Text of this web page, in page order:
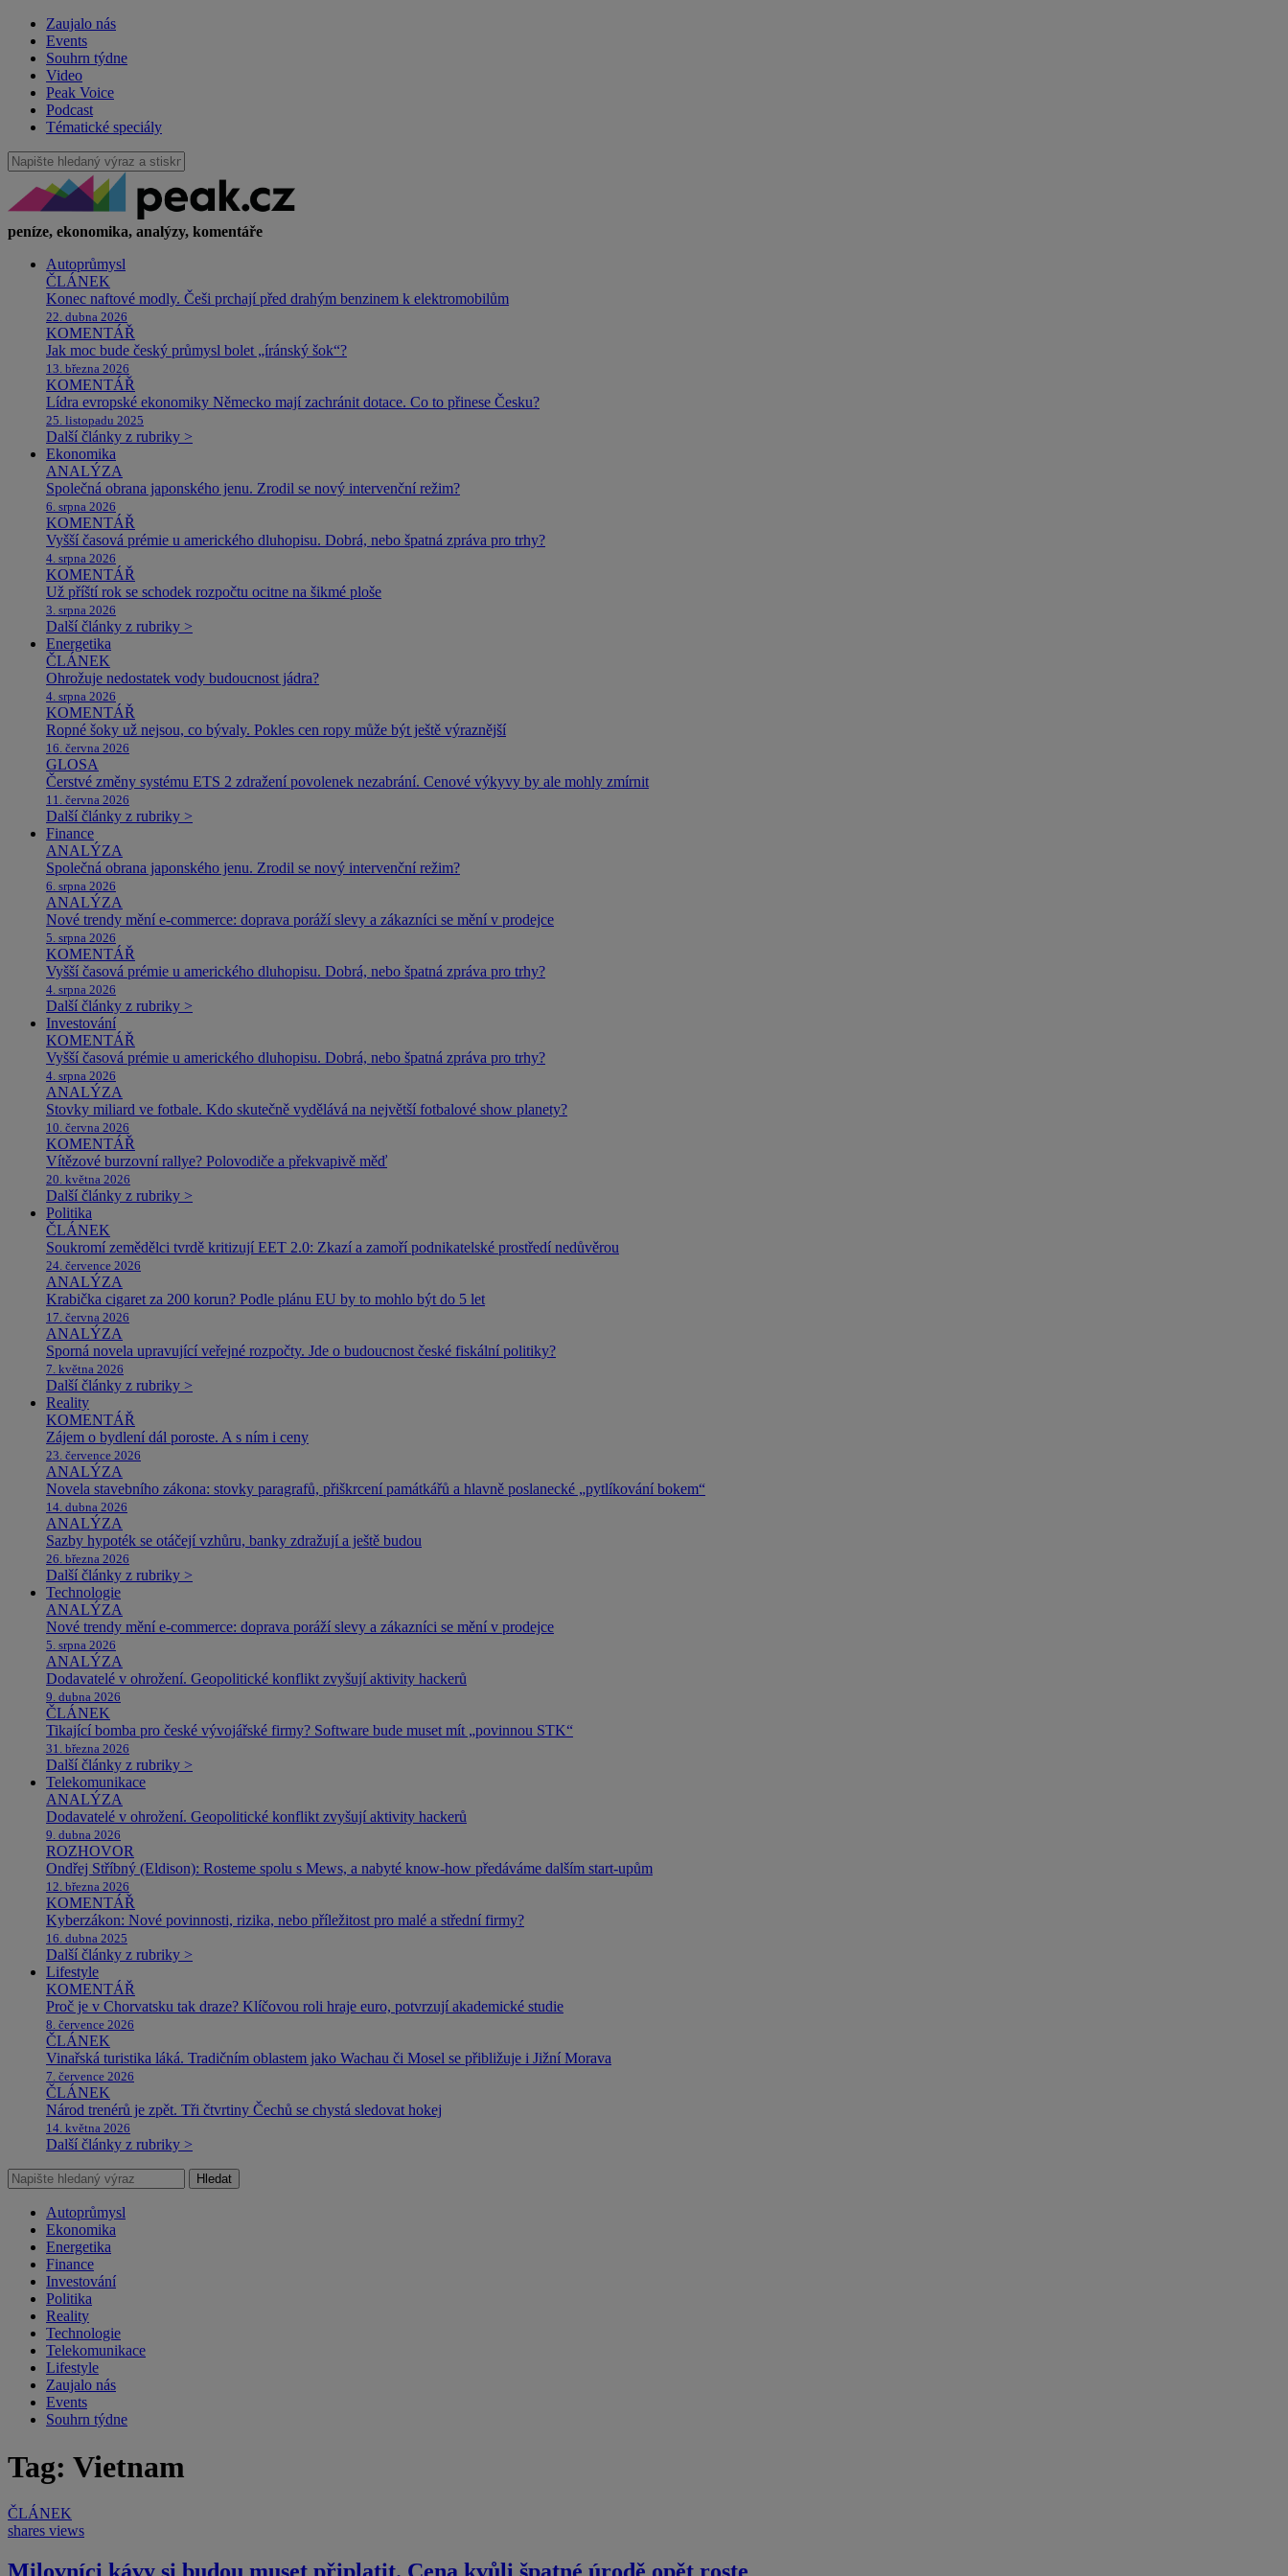
Zaujalo nás
Events
Souhrn týdne
Video
Peak Voice
Podcast
Tématické speciály
peníze, ekonomika, analýzy, komentáře
Autoprůmysl
ČLÁNEK
Konec naftové modly. Češi prchají před drahým benzinem k elektromobilům
22. dubna 2026
KOMENTÁŘ
Jak moc bude český průmysl bolet „íránský šok“?
13. března 2026
KOMENTÁŘ
Lídra evropské ekonomiky Německo mají zachránit dotace. Co to přinese Česku?
25. listopadu 2025
Další články z rubriky >
Ekonomika
ANALÝZA
Společná obrana japonského jenu. Zrodil se nový intervenční režim?
6. srpna 2026
KOMENTÁŘ
Vyšší časová prémie u amerického dluhopisu. Dobrá, nebo špatná zpráva pro trhy?
4. srpna 2026
KOMENTÁŘ
Už příští rok se schodek rozpočtu ocitne na šikmé ploše
3. srpna 2026
Další články z rubriky >
Energetika
ČLÁNEK
Ohrožuje nedostatek vody budoucnost jádra?
4. srpna 2026
KOMENTÁŘ
Ropné šoky už nejsou, co bývaly. Pokles cen ropy může být ještě výraznější
16. června 2026
GLOSA
Čerstvé změny systému ETS 2 zdražení povolenek nezabrání. Cenové výkyvy by ale mohly zmírnit
11. června 2026
Další články z rubriky >
Finance
ANALÝZA
Společná obrana japonského jenu. Zrodil se nový intervenční režim?
6. srpna 2026
ANALÝZA
Nové trendy mění e-commerce: doprava poráží slevy a zákazníci se mění v prodejce
5. srpna 2026
KOMENTÁŘ
Vyšší časová prémie u amerického dluhopisu. Dobrá, nebo špatná zpráva pro trhy?
4. srpna 2026
Další články z rubriky >
Investování
KOMENTÁŘ
Vyšší časová prémie u amerického dluhopisu. Dobrá, nebo špatná zpráva pro trhy?
4. srpna 2026
ANALÝZA
Stovky miliard ve fotbale. Kdo skutečně vydělává na největší fotbalové show planety?
10. června 2026
KOMENTÁŘ
Vítězové burzovní rallye? Polovodiče a překvapivě měď
20. května 2026
Další články z rubriky >
Politika
ČLÁNEK
Soukromí zemědělci tvrdě kritizují EET 2.0: Zkazí a zamoří podnikatelské prostředí nedůvěrou
24. července 2026
ANALÝZA
Krabička cigaret za 200 korun? Podle plánu EU by to mohlo být do 5 let
17. června 2026
ANALÝZA
Sporná novela upravující veřejné rozpočty. Jde o budoucnost české fiskální politiky?
7. května 2026
Další články z rubriky >
Reality
KOMENTÁŘ
Zájem o bydlení dál poroste. A s ním i ceny
23. července 2026
ANALÝZA
Novela stavebního zákona: stovky paragrafů, přiškrcení památkářů a hlavně poslanecké „pytlíkování bokem“
14. dubna 2026
ANALÝZA
Sazby hypoték se otáčejí vzhůru, banky zdražují a ještě budou
26. března 2026
Další články z rubriky >
Technologie
ANALÝZA
Nové trendy mění e-commerce: doprava poráží slevy a zákazníci se mění v prodejce
5. srpna 2026
ANALÝZA
Dodavatelé v ohrožení. Geopolitické konflikt zvyšují aktivity hackerů
9. dubna 2026
ČLÁNEK
Tikající bomba pro české vývojářské firmy? Software bude muset mít „povinnou STK“
31. března 2026
Další články z rubriky >
Telekomunikace
ANALÝZA
Dodavatelé v ohrožení. Geopolitické konflikt zvyšují aktivity hackerů
9. dubna 2026
ROZHOVOR
Ondřej Stříbný (Eldison): Rosteme spolu s Mews, a nabyté know-how předáváme dalším start-upům
12. března 2026
KOMENTÁŘ
Kyberzákon: Nové povinnosti, rizika, nebo příležitost pro malé a střední firmy?
16. dubna 2025
Další články z rubriky >
Lifestyle
KOMENTÁŘ
Proč je v Chorvatsku tak draze? Klíčovou roli hraje euro, potvrzují akademické studie
8. července 2026
ČLÁNEK
Vinařská turistika láká. Tradičním oblastem jako Wachau či Mosel se přibližuje i Jižní Morava
7. července 2026
ČLÁNEK
Národ trenérů je zpět. Tři čtvrtiny Čechů se chystá sledovat hokej
14. května 2026
Další články z rubriky >
Hledat
Autoprůmysl
Ekonomika
Energetika
Finance
Investování
Politika
Reality
Technologie
Telekomunikace
Lifestyle
Zaujalo nás
Events
Souhrn týdne
Tag: Vietnam
ČLÁNEK
shares views